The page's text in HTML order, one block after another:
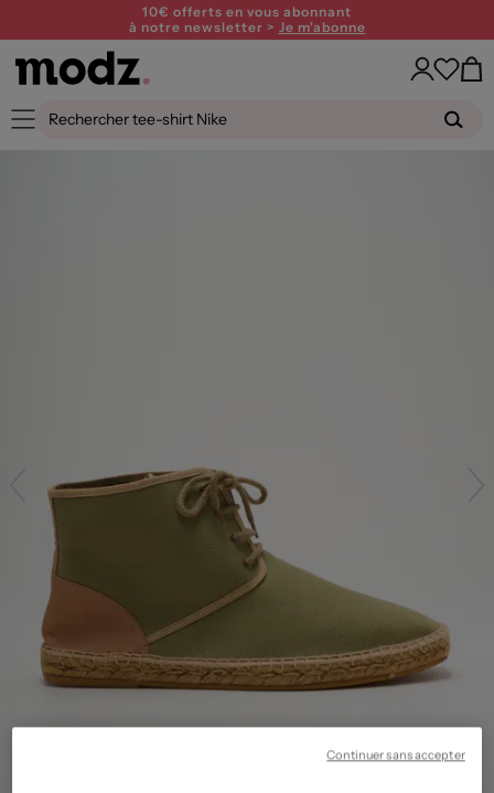
10€ offerts en vous abonnant
à notre newsletter > Je m'abonne
Continuer sans accepter